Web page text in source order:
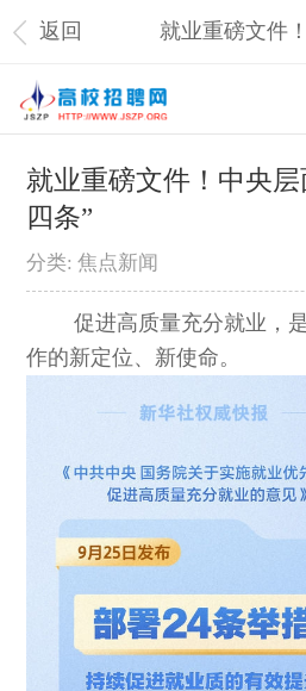
返回
就业重磅文件！中央
四条”
分类: 焦点新闻
促进高质量充分就业，是
作的新定位、新使命。